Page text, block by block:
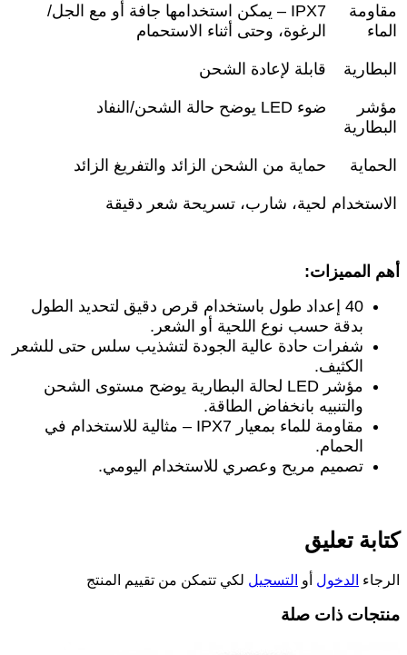
مقاومة
الماء
IPX7 –
يمكن استخدامها جافة أو مع الجل/
الرغوة، وحتى أثناء الاستحمام
البطارية قابلة لإعادة الشحن
مؤشر
البطارية
ضوء يوضح حالة الشحن/النفاد
الحماية حماية من الشحن الزائد والتفريغ الزائد
الاستخدام لحية، شارب، تسريحة شعر دقيقة
أهم المميزات:
40 إعداد طول باستخدام قرص دقيق لتحديد الطول
بدقة حسب نوع اللحية أو الشعر .
شفرات حادة عالية الجودة لتشذيب سلس حتى للشعر
الكثيف.
مؤشر
لحالة البطارية يوضح مستوى الشحن
والتنبيه بانخفاض الطاقة.
مقاومة للماء بمعيار
مثالية للاستخدام في
الحمام.
تصميم مريح وعصري للاستخدام اليومي.
كتابة تعليق
الرجاء الدخول أو التسجيل لكي تتمكن من تقييم المنتج
منتجات ذات صلة